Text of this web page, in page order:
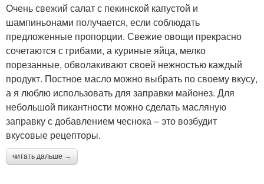
Очень свежий салат с пекинской капустой и
шампиньонами получается, если соблюдать
предложенные пропорции. Свежие овощи прекрасно
сочетаются с грибами, а куриные яйца, мелко
порезанные, обволакивают своей нежностью каждый
продукт. Постное масло можно выбрать по своему вкусу,
а я люблю использовать для заправки майонез. Для
небольшой пикантности можно сделать масляную
заправку с добавлением чеснока – это возбудит
вкусовые рецепторы.
читать дальше →